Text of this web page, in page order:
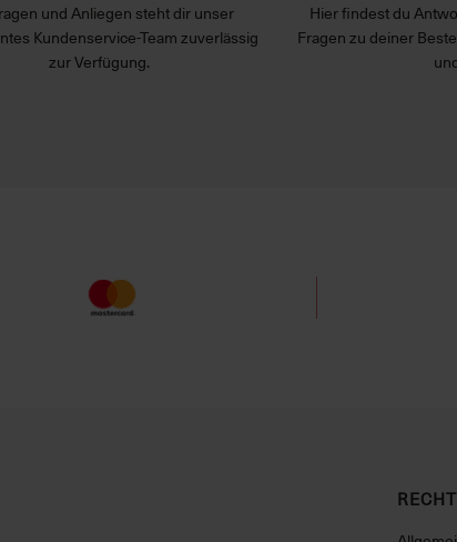
und Anliegen steht dir unser
Kundenservice-Team zuverlässig
zur Verfügung.
Hier findest du
Fragen zu deiner